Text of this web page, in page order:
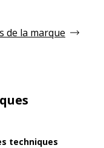
de la marque
techniques